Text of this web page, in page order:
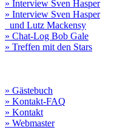
» Interview Sven Hasper
» Interview Sven Hasper
und Lutz Mackensy
» Chat-Log Bob Gale
» Treffen mit den Stars
» Gästebuch
» Kontakt-FAQ
» Kontakt
» Webmaster